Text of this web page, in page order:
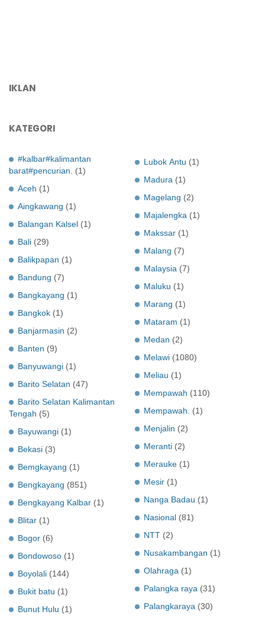
IKLAN
KATEGORI
#kalbar#kalimantan
barat#pencurian.
(1)
Aceh (1)
Aingkawang (1)
Balangan Kalsel (1)
Bali (29)
Balikpapan (1)
Bandung (7)
Bangkayang (1)
Bangkok (1)
Banjarmasin (2)
Banten (9)
Banyuwangi (1)
Barito Selatan (47)
Barito Selatan Kalimantan
Tengah (5)
Bayuwangi (1)
Bekasi (3)
Bemgkayang (1)
Bengkayang (851)
Bengkayang Kalbar (1)
Blitar (1)
Bogor (6)
Bondowoso (1)
Boyolali (144)
Bukit batu (1)
Bunut Hulu (1)
Lubok Antu (1)
Madura (1)
Magelang (2)
Majalengka (1)
Makssar (1)
Malang (7)
Malaysia (7)
Maluku (1)
Marang (1)
Mataram (1)
Medan (2)
Melawi (1080)
Meliau (1)
Mempawah (110)
Mempawah.
(1)
Menjalin (2)
Meranti (2)
Merauke (1)
Mesir (1)
Nanga Badau (1)
Nasional (81)
NTT (2)
Nusakambangan (1)
Olahraga (1)
Palangka raya (31)
Palangkaraya (30)